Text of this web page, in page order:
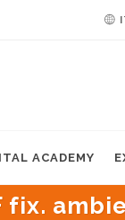
ACADEMY
fix.